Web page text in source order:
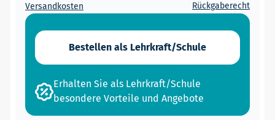
Versandkosten Rückgaberecht
Bestellen als Lehrkraft/Schule
Erhalten Sie als Lehrkraft/Schule
besondere Vorteile und Angebote